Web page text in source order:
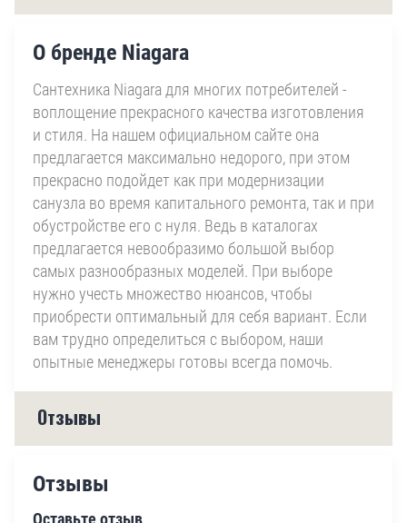
О бренде Niagara
Сантехника Niagara для многих потребителей -
воплощение прекрасного качества изготовления
и стиля. На нашем официальном сайте она
предлагается максимально недорого, при этом
прекрасно подойдет как при модернизации
санузла во время капитального ремонта, так и при
обустройстве его с нуля. Ведь в каталогах
предлагается невообразимо большой выбор
самых разнообразных моделей. При выборе
нужно учесть множество нюансов, чтобы
приобрести оптимальный для себя вариант. Если
вам трудно определиться с выбором, наши
опытные менеджеры готовы всегда помочь.
Отзывы
Отзывы
Оставьте отзыв